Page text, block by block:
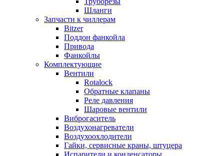
Шланги
Запчасти к чиллерам
Bitzer
Поддон фанкойла
Привода
Фанкойлы
Комплектующие
Вентили
Rotalock
Обратные клапаны
Реле давления
Шаровые вентили
Виброгаситель
Воздухонагреватели
Воздухоохлодители
Гайки, сервисные краны, штуцера
Испарители и конденсаторы